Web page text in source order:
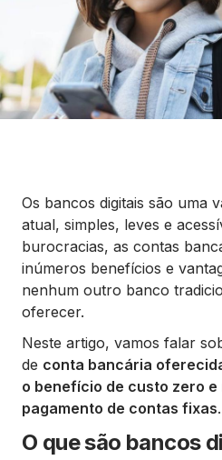
Vida Financeira
Canais Digitais
Os bancos digitais são uma
atual, simples, leves e
burocracias, as contas
inúmeros benefícios e
nenhum outro banco
oferecer.
Neste artigo, vamos falar
de conta bancária
o benefício de custo zero
pagamento de contas fixas
O que são bancos